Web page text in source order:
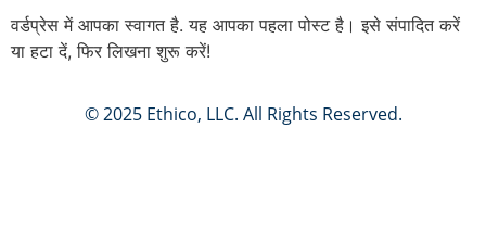
वर्डप्रेस में आपका स्वागत है. यह आपका पहला पोस्ट है। इसे संपादित करें
या हटा दें, फिर लिखना शुरू करें!
© 2025 Ethico, LLC. All Rights Reserved.